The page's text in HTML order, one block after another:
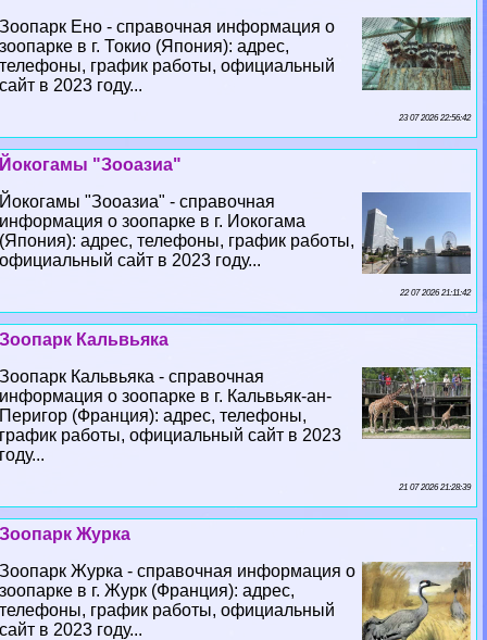
Зоопарк Ено - справочная информация о
зоопарке в г. Токио (Япония): адрес,
телефоны, график работы, официальный
сайт в 2023 году...
23 07 2026 22:56:42
Йокогамы "Зооазиа"
Йокогамы "Зооазиа" - справочная
информация о зоопарке в г. Иокогама
(Япония): адрес, телефоны, график работы,
официальный сайт в 2023 году...
22 07 2026 21:11:42
Зоопарк Кальвьяка
Зоопарк Кальвьяка - справочная
информация о зоопарке в г. Кальвьяк-ан-
Перигор (Франция): адрес, телефоны,
график работы, официальный сайт в 2023
году...
21 07 2026 21:28:39
Зоопарк Журка
Зоопарк Журка - справочная информация о
зоопарке в г. Журк (Франция): адрес,
телефоны, график работы, официальный
сайт в 2023 году...